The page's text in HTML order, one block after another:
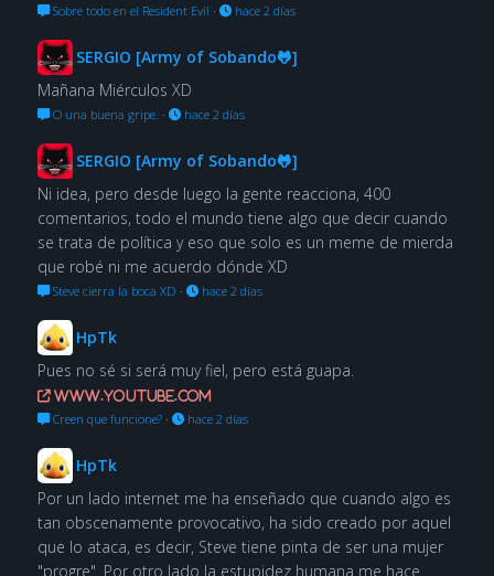
Sobre todo en el Resident Evil · hace 2 días
SERGIO [Army of Sobando🐸]
Mañana Miérculos XD
O una buena gripe. · hace 2 días
SERGIO [Army of Sobando🐸]
Ni idea, pero desde luego la gente reacciona, 400
comentarios, todo el mundo tiene algo que decir cuando
se trata de política y eso que solo es un meme de mierda
que robé ni me acuerdo dónde XD
Steve cierra la boca XD · hace 2 días
HpTk
Pues no sé si será muy fiel, pero está guapa.
www.youtube.com
Creen que funcione?· hace 2 días
HpTk
Por un lado internet me ha enseñado que cuando algo es
tan obscenamente provocativo, ha sido creado por aquel
que lo ataca, es decir, Steve tiene pinta de ser una mujer
"progre". Por otro lado la estupidez humana me hace